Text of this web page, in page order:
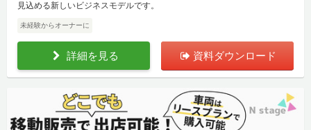
見込める新しいビジネスモデルです。
未経験からオーナーに
詳細を見る 資料ダウンロード